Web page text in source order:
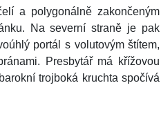
a polygonálně zakončeným
Na severní straně je pak
portál s volutovým štítem,
Presbytář má křížovou
trojboká kruchta spočívá